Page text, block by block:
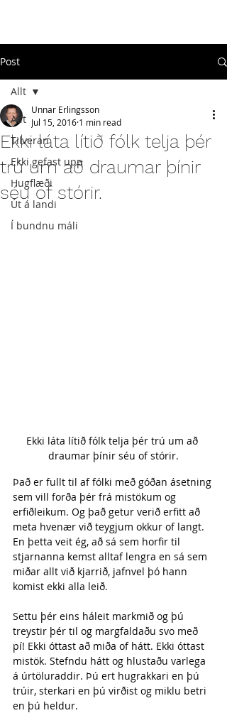
Post
Allt
Tilveran
Ekki gefast upp
Hugflæði
Út á landi
Í bundnu máli
Allt
Ekki láta lítið fólk telja þér
trú um að draumar þínir
séu of stórir.
Unnar Erlingsson
Jul 15, 2016 1 min read
Ekki láta lítið fólk telja þér trú um að
draumar þínir séu of stórir.
Það er fullt til af fólki með góðan ásetning
sem vill forða þér frá mistökum og
erfiðleikum. Og það getur verið erfitt að
meta hvenær við teygjum okkur of langt.
En þetta veit ég, að sá sem horfir til
stjarnanna kemst alltaf lengra en sá sem
miðar allt við kjarrið, jafnvel þó hann
komist ekki alla leið.
Settu þér eins háleit markmið og þú
treystir þér til og margfaldaðu svo með
pí! Ekki óttast að miða of hátt. Ekki óttast
mistök. Stefndu hátt og hlustaðu varlega
á úrtöluraddir. Þú ert hugrakkari en þú
trúir, sterkari en þú virðist og miklu betri
en þú heldur.